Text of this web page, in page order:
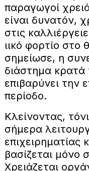
παραγωγοί
είναι δυνατόν,
στις
ιικό φορτίο
σημείωσε, η
διάστημα κρατά
επιβαρύνει την
περίοδο.
Κλείνοντας,
σήμερα
επιχειρηματίας
βασίζεται μόνο
Χρειάζεται